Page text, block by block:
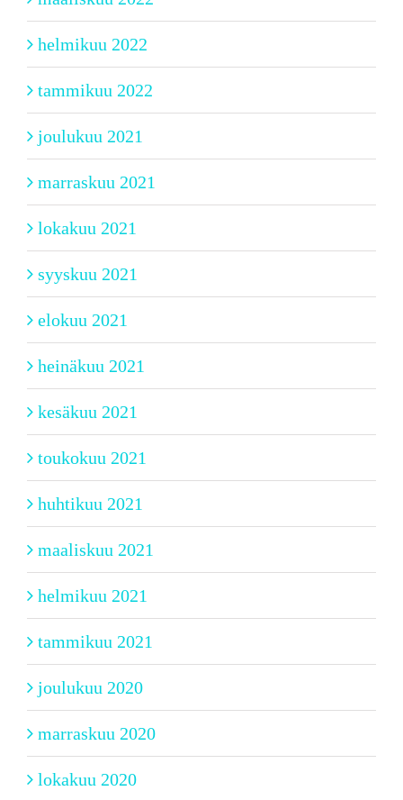
helmikuu 2022
tammikuu 2022
joulukuu 2021
marraskuu 2021
lokakuu 2021
syyskuu 2021
elokuu 2021
heinäkuu 2021
kesäkuu 2021
toukokuu 2021
huhtikuu 2021
maaliskuu 2021
helmikuu 2021
tammikuu 2021
joulukuu 2020
marraskuu 2020
lokakuu 2020